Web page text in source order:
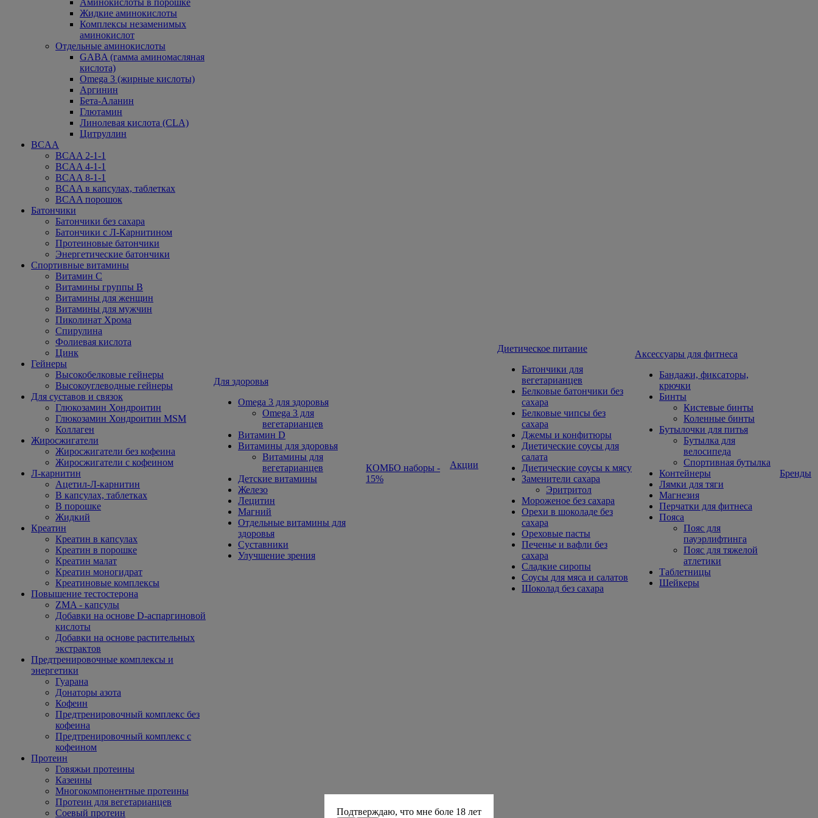
Аминокислоты в порошке
Жидкие аминокислоты
Комплексы незаменимых
аминокислот
Отдельные аминокислоты
GABA (гамма аминомасляная
кислота)
Omega 3 (жирные кислоты)
Аргинин
Бета-Аланин
Глютамин
Линолевая кислота (CLA)
Цитруллин
BCAA
BCAA 2-1-1
BCAA 4-1-1
BCAA 8-1-1
BCAA в капсулах, таблетках
BCAA порошок
Батончики
Батончики без сахара
Батончики с Л-Карнитином
Протеиновые батончики
Энергетические батончики
Спортивные витамины
Витамин С
Витамины группы В
Витамины для женщин
Витамины для мужчин
Пиколинат Хрома
Спирулина
Фолиевая кислота
Цинк
Гейнеры
Высокобелковые гейнеры
Высокоуглеводные гейнеры
Для суставов и связок
Глюкозамин Хондроитин
Глюкозамин Хондроитин MSM
Коллаген
Жиросжигатели
Жиросжигатели без кофеина
Жиросжигатели с кофеином
Л-карнитин
Ацетил-Л-карнитин
В капсулах, таблетках
В порошке
Жидкий
Креатин
Креатин в капсулах
Креатин в порошке
Креатин малат
Креатин моногидрат
Креатиновые комплексы
Повышение тестостерона
ZMA - капсулы
Добавки на основе D-аспаргиновой
кислоты
Добавки на основе растительных
экстрактов
Предтренировочные комплексы и
энергетики
Гуарана
Донаторы азота
Кофеин
Предтренировочный комплекс без
кофеина
Предтренировочный комплекс с
кофеином
Протеин
Говяжьи протеины
Казеины
Многокомпонентные протеины
Протеин для вегетарианцев
Соевый протеин
Для здоровья
Omega 3 для здоровья
Omega 3 для
вегетарианцев
Витамин D
Витамины для здоровья
Витамины для
вегетарианцев
Детские витамины
Железо
Лецитин
Магний
Отдельные витамины для
здоровья
Суставники
Улучшение зрения
КОМБО наборы -
15%
Акции
Диетическое питание
Батончики для
вегетарианцев
Белковые батончики без
сахара
Белковые чипсы без
сахара
Джемы и конфитюры
Диетические соусы для
салата
Диетические соусы к мясу
Заменители сахара
Эритритол
Мороженое без сахара
Орехи в шоколаде без
сахара
Ореховые пасты
Печенье и вафли без
сахара
Сладкие сиропы
Соусы для мяса и салатов
Шоколад без сахара
Aксессуары для фитнеса
Бандажи, фиксаторы,
крючки
Бинты
Кистевые бинты
Коленные бинты
Бутылочки для питья
Бутылка для
велосипеда
Спортивная бутылка
Контейнеры
Лямки для тяги
Магнезия
Перчатки для фитнеса
Пояса
Пояс для
пауэрлифтинга
Пояс для тяжелой
атлетики
Таблетницы
Шейкеры
Бренды
Подтверждаю, что мне боле 18 лет